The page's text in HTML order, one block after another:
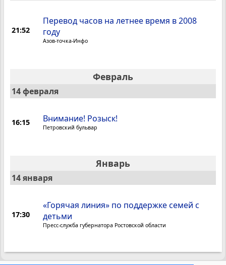
21:52
Перевод часов на летнее время в 2008
году
Азов-точка-Инфо
Февраль
14 февраля
16:15 Внимание! Розыск!
Петровский бульвар
Январь
14 января
17:30
«Горячая линия» по поддержке семей с
детьми
Пресс-служба губернатора Ростовской области